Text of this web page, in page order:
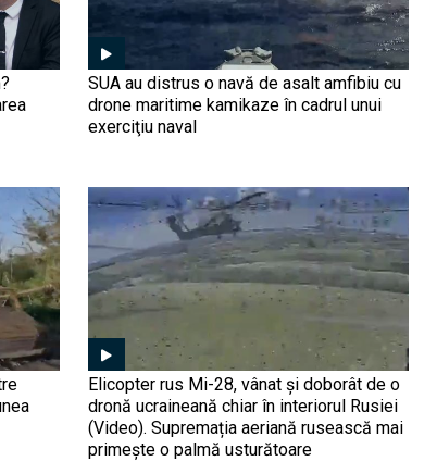
SUA au distrus o navă de asalt amfibiu cu
drone maritime kamikaze în cadrul unui
exerciţiu naval
Elicopter rus Mi-28, vânat și doborât de o
dronă ucraineană chiar în interiorul Rusiei
(Video). Supremația aeriană rusească mai
primește o palmă usturătoare